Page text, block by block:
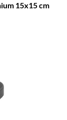
15x15 cm